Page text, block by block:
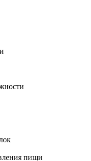
пищи